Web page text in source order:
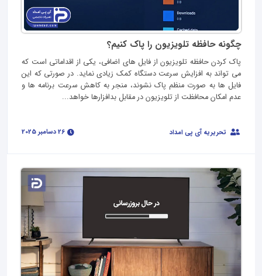
چگونه حافظه تلویزیون را پاک کنیم؟
پاک کردن حافظه تلویزیون از فایل های اضافی، یکی از اقداماتی است که
می تواند به افزایش سرعت دستگاه کمک زیادی نماید. در صورتی که این
فایل ها به صورت منظم پاک نشوند، منجر به کاهش سرعت برنامه ها و
عدم امکان محافظت از تلویزیون در مقابل بدافزارها خواهد...
تحریریه آی پی امداد